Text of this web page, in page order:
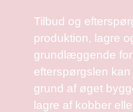
Tilbud og
produktion, lagre
grundlæggende
efterspørgslen
grund af øget
lagre af kobber